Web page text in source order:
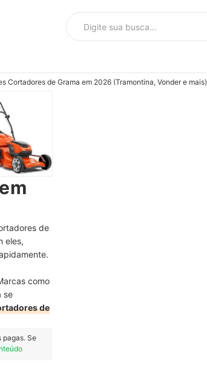
Cortadores de Grama em 2026 (Tramontina, Vonder e mais)
de
eles,
como
se
de
pagas. Se